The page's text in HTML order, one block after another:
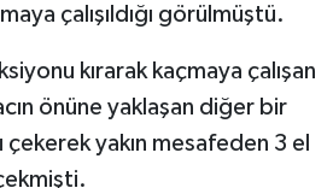
çalışıldığı görülmüştü.
kırarak kaçmaya çalışan
önüne yaklaşan diğer bir
çekerek yakın mesafeden 3 el